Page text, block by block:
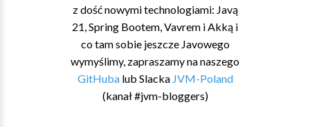
z dość nowymi technologiami: Javą
21, Spring Bootem, Vavrem i Akką i
co tam sobie jeszcze Javowego
wymyślimy, zapraszamy na naszego
GitHubalub Slacka JVM-Poland
(kanał #jvm-bloggers)